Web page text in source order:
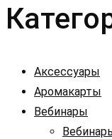
Аксессуары
Аромакарты
Вебинары